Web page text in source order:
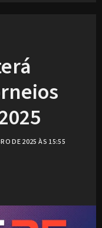
DE 2025 ÀS 15:55